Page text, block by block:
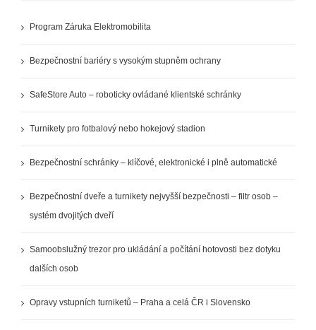
Program Záruka Elektromobilita
Bezpečnostní bariéry s vysokým stupněm ochrany
SafeStore Auto – roboticky ovládané klientské schránky
Turnikety pro fotbalový nebo hokejový stadion
Bezpečnostní schránky – klíčové, elektronické i plně automatické
Bezpečnostní dveře a turnikety nejvyšší bezpečnosti – filtr osob –
systém dvojitých dveří
Samoobslužný trezor pro ukládání a počítání hotovosti bez dotyku
dalších osob
Opravy vstupních turniketů – Praha a celá ČR i Slovensko